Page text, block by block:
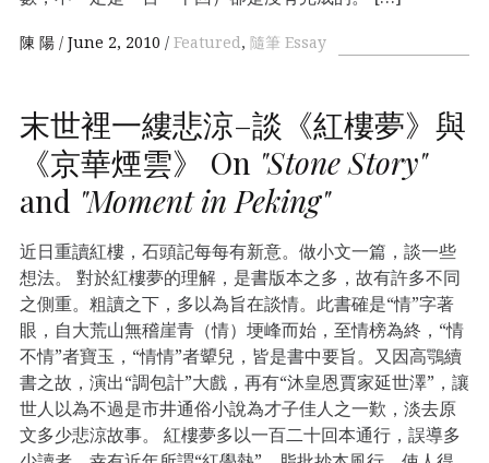
陳 陽 June 2, 2010 Featured, 隨筆 Essay
末世裡一縷悲涼–談《紅樓夢》與
《京華煙雲》 On "Stone Story"
and "Moment in Peking"
近日重讀紅樓，石頭記每每有新意。做小文一篇，談一些
想法。 對於紅樓夢的理解，是書版本之多，故有許多不同
之側重。粗讀之下，多以為旨在談情。此書確是“情”字著
眼，自大荒山無稽崖青（情）埂峰而始，至情榜為終，“情
不情”者寶玉，“情情”者顰兒，皆是書中要旨。又因高鶚續
書之故，演出“調包計”大戲，再有“沐皇恩賈家延世澤”，讓
世人以為不過是市井通俗小說為才子佳人之一歎，淡去原
文多少悲涼故事。 紅樓夢多以一百二十回本通行，誤導多